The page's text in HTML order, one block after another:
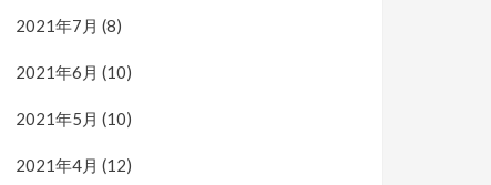
2021年7月 (8)
2021年6月 (10)
2021年5月 (10)
2021年4月 (12)